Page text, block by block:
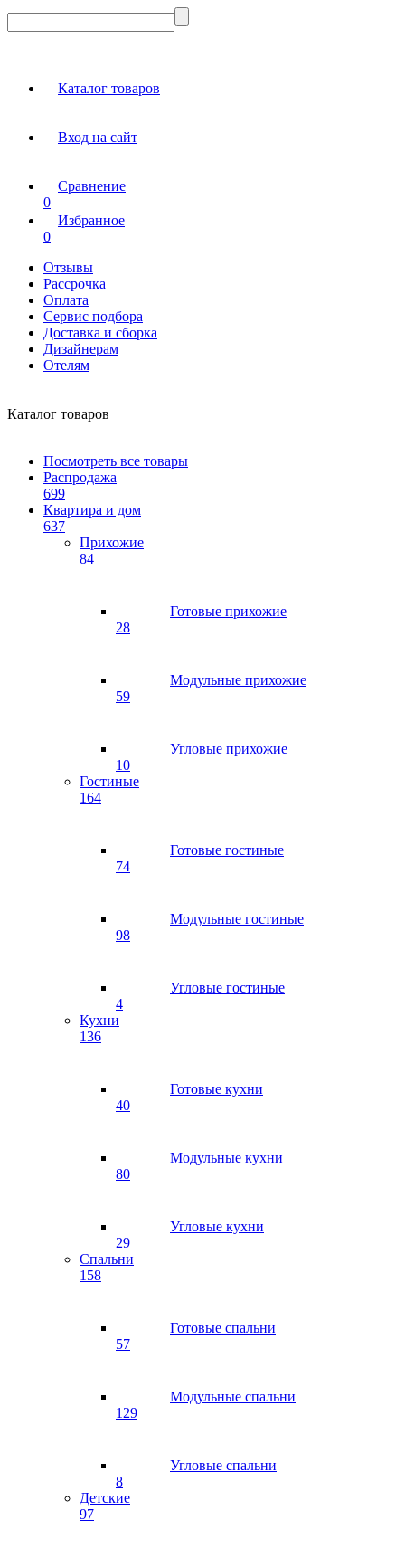
Каталог товаров
Вход на сайт
Сравнение
0
Избранное
0
Отзывы
Рассрочка
Оплата
Сервис подбора
Доставка и сборка
Дизайнерам
Отелям
Каталог товаров
Посмотреть все товары
Распродажа
699
Квартира и дом
637
Прихожие
84
Готовые прихожие
28
Модульные прихожие
59
Угловые прихожие
10
Гостиные
164
Готовые гостиные
74
Модульные гостиные
98
Угловые гостиные
4
Кухни
136
Готовые кухни
40
Модульные кухни
80
Угловые кухни
29
Спальни
158
Готовые спальни
57
Модульные спальни
129
Угловые спальни
8
Детские
97